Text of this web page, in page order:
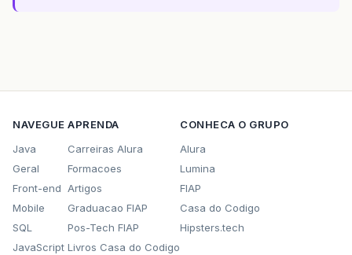
NAVEGUE
Java
Geral
Front-end
Mobile
SQL
JavaScript
APRENDA
Carreiras Alura
Formacoes
Artigos
Graduacao FIAP
Pos-Tech FIAP
Livros Casa do Codigo
CONHECA O GRUPO
Alura
Lumina
FIAP
Casa do Codigo
Hipsters.tech